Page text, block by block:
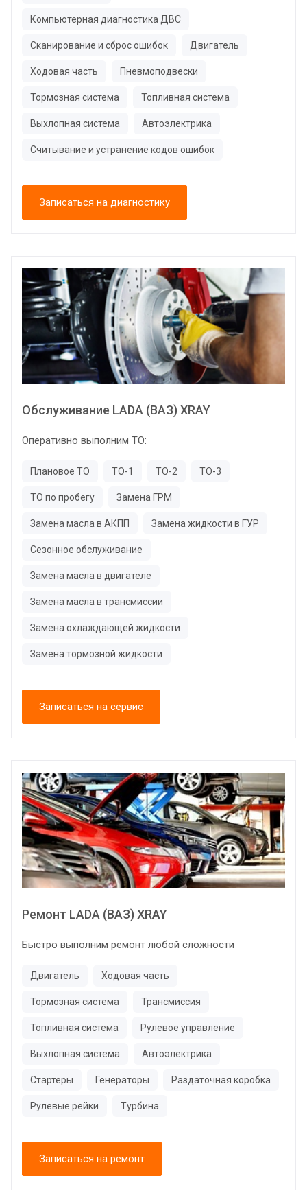
Компьютерная диагностика ДВС
Сканирование и сброс ошибок Двигатель
Ходовая часть Пневмоподвески
Тормозная система Топливная система
Выхлопная система Автоэлектрика
Считывание и устранение кодов ошибок
Записаться на диагностику
Обслуживание LADA (ВАЗ) XRAY
Оперативно выполним ТО:
Плановое ТО ТО-1 ТО-2 ТО-3
ТО по пробегу Замена ГРМ
Замена масла в АКПП Замена жидкости в ГУР
Сезонное обслуживание
Замена масла в двигателе
Замена масла в трансмиссии
Замена охлаждающей жидкости
Замена тормозной жидкости
Записаться на сервис
Ремонт LADA (ВАЗ) XRAY
Быстро выполним ремонт любой сложности
Двигатель Ходовая часть
Тормозная система Трансмиссия
Топливная система Рулевое управление
Выхлопная система Автоэлектрика
Стартеры Генераторы Раздаточная коробка
Рулевые рейки Турбина
Записаться на ремонт